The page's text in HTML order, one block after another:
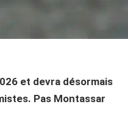
et devra désormais
Pas Montassar